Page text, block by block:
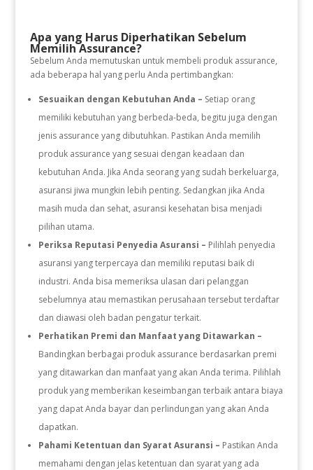
Apa yang Harus Diperhatikan Sebelum
Memilih Assurance?
Sebelum Anda memutuskan untuk membeli produk assurance,
ada beberapa hal yang perlu Anda pertimbangkan:
Sesuaikan dengan Kebutuhan Anda – Setiap orang
memiliki kebutuhan yang berbeda-beda, begitu juga dengan
jenis assurance yang dibutuhkan. Pastikan Anda memilih
produk assurance yang sesuai dengan keadaan dan
kebutuhan Anda. Jika Anda seorang yang sudah berkeluarga,
asuransi jiwa mungkin lebih penting. Sedangkan jika Anda
masih muda dan sehat, asuransi kesehatan bisa menjadi
pilihan utama.
Periksa Reputasi Penyedia Asuransi – Pilihlah penyedia
asuransi yang terpercaya dan memiliki reputasi baik di
industri. Anda bisa memeriksa ulasan dari pelanggan
sebelumnya atau memastikan perusahaan tersebut terdaftar
dan diawasi oleh badan pengatur terkait.
Perhatikan Premi dan Manfaat yang Ditawarkan –
Bandingkan berbagai produk assurance berdasarkan premi
yang ditawarkan dan manfaat yang akan Anda terima. Pilihlah
produk yang memberikan keseimbangan terbaik antara biaya
yang dapat Anda bayar dan perlindungan yang akan Anda
dapatkan.
Pahami Ketentuan dan Syarat Asuransi – Pastikan Anda
memahami dengan jelas ketentuan dan syarat yang ada